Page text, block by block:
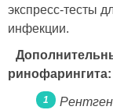
экспресс-тесты
инфекции.
ринофарингита: